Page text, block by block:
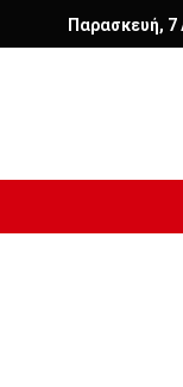
Παρασκευή, 7